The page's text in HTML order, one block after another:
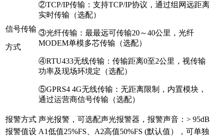
信号传输
方式
②TCP/IP传输：支持TCP/IP协议，通过组网远距离
实时传输（选配）
③光纤传输：最最远可传输20～40公里，光纤
MODEM单模多芯传输（选配）
④RTU433无线传输：传输距离0至2公里，视传输
功率及现场环境定（选配）
⑤GPRS4 4G无线传输：无距离限制，内置模块，
通过运营商信号传输（选配）
报警方式 声光报警，可选配声光报警器，报警声音：> 95dB
报警值设 A1低值25%FS、A2高值50%FS (默认值），可单独